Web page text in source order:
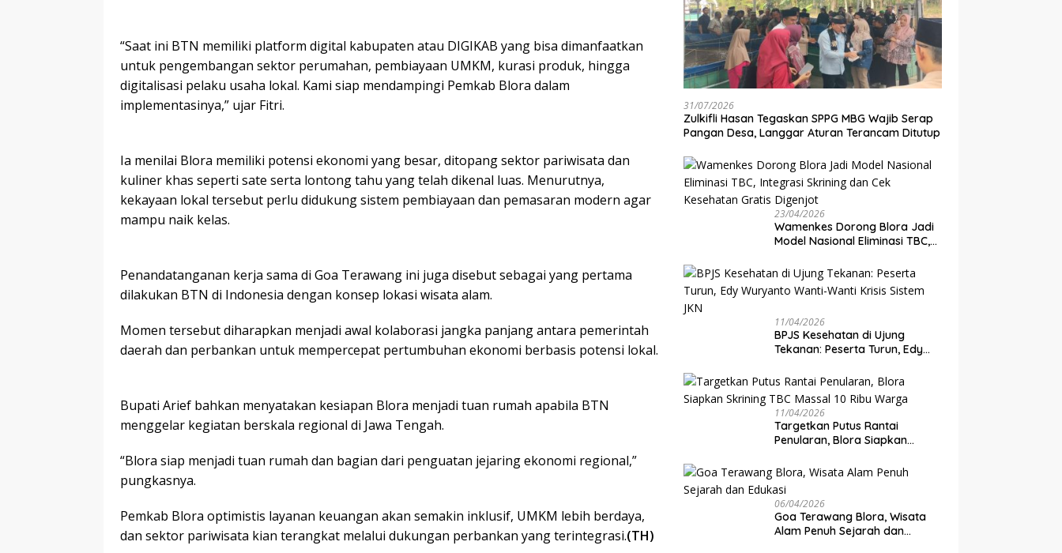
“Saat ini BTN memiliki platform digital kabupaten atau DIGIKAB yang bisa dimanfaatkan
untuk pengembangan sektor perumahan, pembiayaan UMKM, kurasi produk, hingga
digitalisasi pelaku usaha lokal. Kami siap mendampingi Pemkab Blora dalam
implementasinya,” ujar Fitri.
Ia menilai Blora memiliki potensi ekonomi yang besar, ditopang sektor pariwisata dan
kuliner khas seperti sate serta lontong tahu yang telah dikenal luas. Menurutnya,
kekayaan lokal tersebut perlu didukung sistem pembiayaan dan pemasaran modern agar
mampu naik kelas.
Penandatanganan kerja sama di Goa Terawang ini juga disebut sebagai yang pertama
dilakukan BTN di Indonesia dengan konsep lokasi wisata alam.
Momen tersebut diharapkan menjadi awal kolaborasi jangka panjang antara pemerintah
daerah dan perbankan untuk mempercepat pertumbuhan ekonomi berbasis potensi lokal.
Bupati Arief bahkan menyatakan kesiapan Blora menjadi tuan rumah apabila BTN
menggelar kegiatan berskala regional di Jawa Tengah.
“Blora siap menjadi tuan rumah dan bagian dari penguatan jejaring ekonomi regional,”
pungkasnya.
Pemkab Blora optimistis layanan keuangan akan semakin inklusif, UMKM lebih berdaya,
dan sektor pariwisata kian terangkat melalui dukungan perbankan yang terintegrasi.(TH)
31/07/2026
Zulkifli Hasan Tegaskan SPPG MBG Wajib Serap
Pangan Desa, Langgar Aturan Terancam Ditutup
23/04/2026
Wamenkes Dorong Blora Jadi
Model Nasional Eliminasi TBC,
Kesehatan Gratis Digenjot
11/04/2026
BPJS Kesehatan di Ujung
Tekanan: Peserta Turun, Edy
Sistem JKN
11/04/2026
‎Targetkan Putus Rantai
Penularan, Blora Siapkan
Warga
06/04/2026
Goa Terawang Blora, Wisata
Alam Penuh Sejarah dan